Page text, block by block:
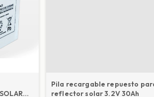
Pila recargable repuesto
reflector solar 3.2V 30Ah